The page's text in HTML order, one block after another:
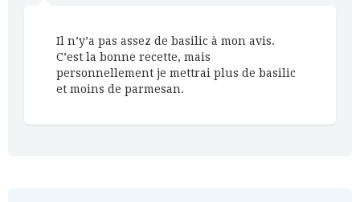
Il n’y’a pas assez de basilic à mon avis.
C’est la bonne recette, mais
personnellement je mettrai plus de basilic
et moins de parmesan.